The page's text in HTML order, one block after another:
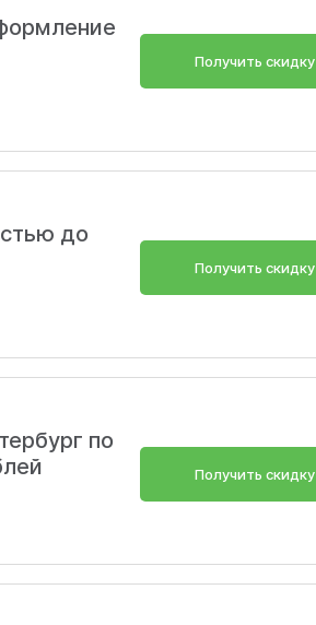
Получить скидку
до
Получить скидку
по
Получить скидку